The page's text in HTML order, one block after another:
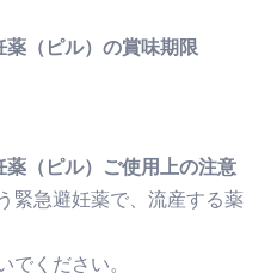
（ピル）の賞味期限
（ピル）ご使用上の注意
緊急避妊薬で、流産する薬
ください。